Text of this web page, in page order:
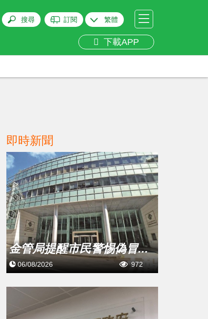
搜尋 訂閱 繁體
下載APP
即時新聞
金管局提醒市民警惕偽冒...
06/08/2026 972